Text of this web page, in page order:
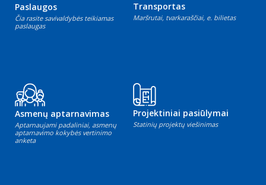
Paslaugos
Čia rasite savivaldybės teikiamas
paslaugas
Transportas
Maršrutai, tvarkaraščiai, e. bilietas
Asmenų aptarnavimas
Aptarnaujami padaliniai, asmenų
aptarnavimo kokybės vertinimo
anketa
Projektiniai pasiūlymai
Statinių projektų viešinimas